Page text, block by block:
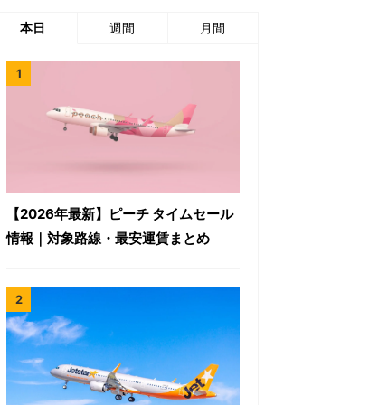
本日 週間 月間
【2026年最新】ピーチ タイムセール
情報｜対象路線・最安運賃まとめ